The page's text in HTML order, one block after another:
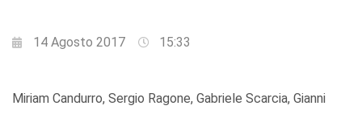
14 Agosto 2017 15:33
Miriam Candurro, Sergio Ragone, Gabriele Scarcia, Gianni